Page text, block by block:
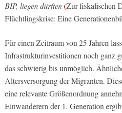
BIP, liegen dürften(Zur fiskalischen
Flüchtlingskrise: Eine
Für einen Zeitraum von 25 Jahren
Infrastrukturinvestitionen noch ganz
das schwierig bis unmöglich.
Altersversorgung der Migranten.
eine relevante Größenordnung
Einwanderern der 1. Generation